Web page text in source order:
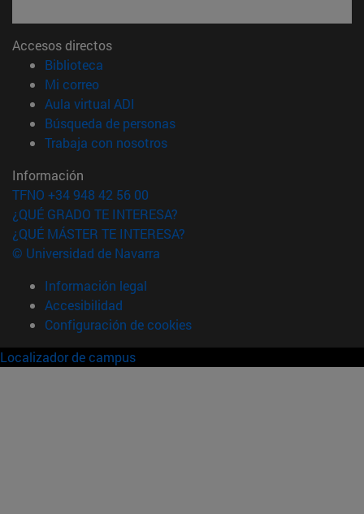
Accesos directos
Biblioteca
Mi correo(abre en nueva ventana)
Aula virtual ADI
Búsqueda de personas(abre en nueva ventana)
Trabaja con nosotros(abre en nueva ventana)
Información
TFNO +34 948 42 56 00
¿QUÉ GRADO TE INTERESA?
¿QUÉ MÁSTER TE INTERESA?
© Universidad de Navarra
Información legal
Accesibilidad
Configuración de cookies
Localizador de campus